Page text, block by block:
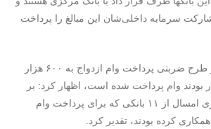
سرمایه داخلی‌شان این مبالغ را پرداخت
تندگویان با بیان اینکه در طرح ضربتی پرداخت وام ازدواج به ۶۰۰ هزار
وام پرداخت شده است، اظهار کرد: بر
همین اساس بانک مرکزی امسال از ۱۱ بانکی که برای پرداخت وام
کرده بودند، تقدیر کرد.